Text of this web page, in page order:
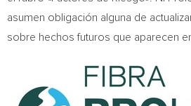
asumen obligación alguna de
sobre hechos futuros que aparecen